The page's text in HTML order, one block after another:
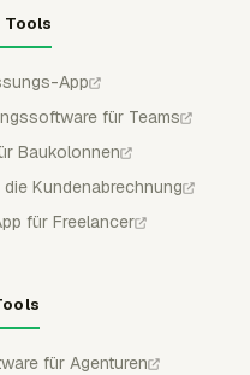
Tools
App
für Teams
Baukolonnen
Kundenabrechnung
für Freelancer
für Agenturen